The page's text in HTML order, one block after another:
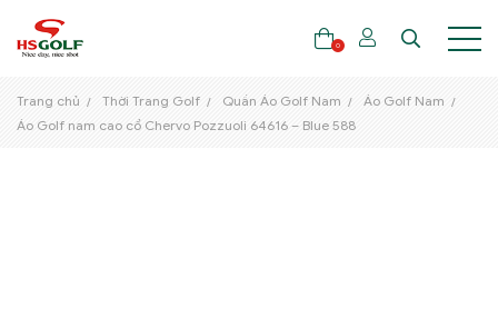
0
Trang chủ Thời Trang Golf Quần Áo Golf Nam
Áo Golf Nam
Áo Golf nam cao cổ Chervo Pozzuoli 64616 – Blue 588